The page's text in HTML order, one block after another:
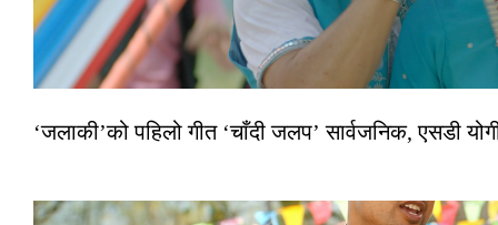
‘जलाकी’को पहिलो गीत ‘चाँदी जलप’ सार्वजनिक, एसडी